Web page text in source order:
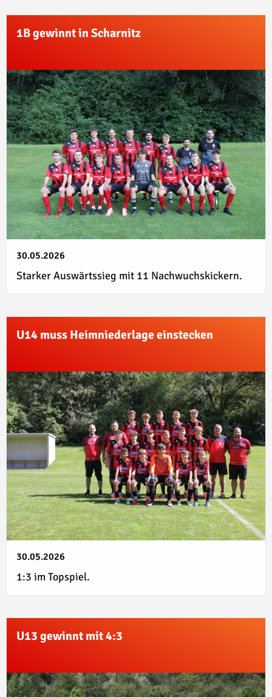
1B gewinnt in Scharnitz
30.05.2026
Starker Auswärtssieg mit 11 Nachwuchskickern.
U14 muss Heimniederlage einstecken
30.05.2026
1:3 im Topspiel.
U13 gewinnt mit 4:3